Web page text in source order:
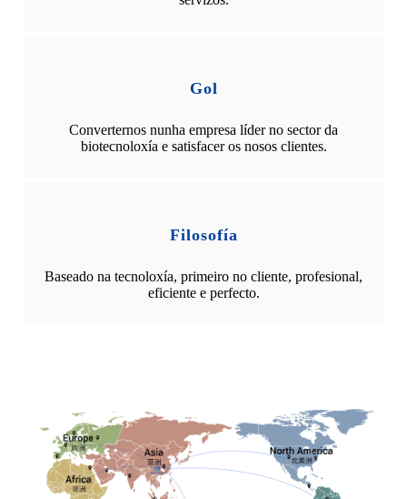
Gol
Converternos nunha empresa líder no sector da
biotecnoloxía e satisfacer os nosos clientes.
Filosofía
Baseado na tecnoloxía, primeiro no cliente, profesional,
eficiente e perfecto.